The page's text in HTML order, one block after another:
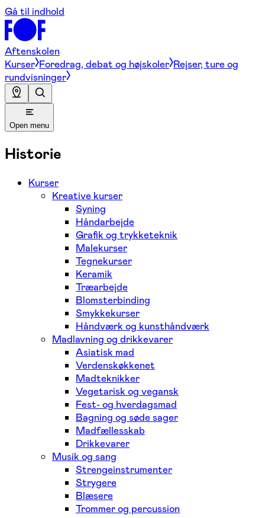
Gå til indhold
Aftenskolen
Kurser Foredrag, debat og højskoler Rejser, ture og
rundvisninger
Open menu
Historie
Kurser
Kreative kurser
Syning
Håndarbejde
Grafik og trykketeknik
Malekurser
Tegnekurser
Keramik
Træarbejde
Blomsterbinding
Smykkekurser
Håndværk og kunsthåndværk
Madlavning og drikkevarer
Asiatisk mad
Verdenskøkkenet
Madteknikker
Vegetarisk og vegansk
Fest- og hverdagsmad
Bagning og søde sager
Madfællesskab
Drikkevarer
Musik og sang
Strengeinstrumenter
Strygere
Blæsere
Trommer og percussion